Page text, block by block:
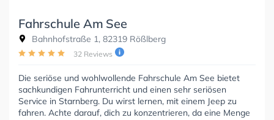
Fahrschule Am See
Bahnhofstraße 1, 82319 Rößlberg
32 Reviews
Die seriöse und wohlwollende Fahrschule Am See bietet
sachkundigen Fahrunterricht und einen sehr seriösen
Service in Starnberg. Du wirst lernen, mit einem Jeep zu
fahren. Achte darauf, dich zu konzentrieren, da eine Menge